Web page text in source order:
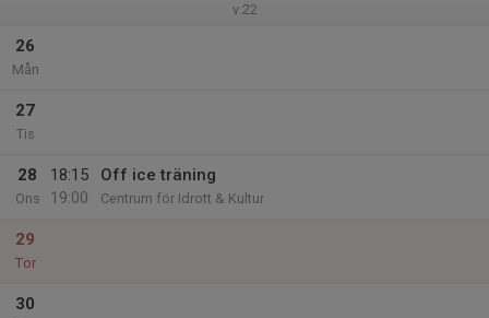
v.22
26
Mån
27
Tis
28
Ons
18:15
19:00
Off ice träning
Centrum för Idrott & Kultur
29
Tor
30